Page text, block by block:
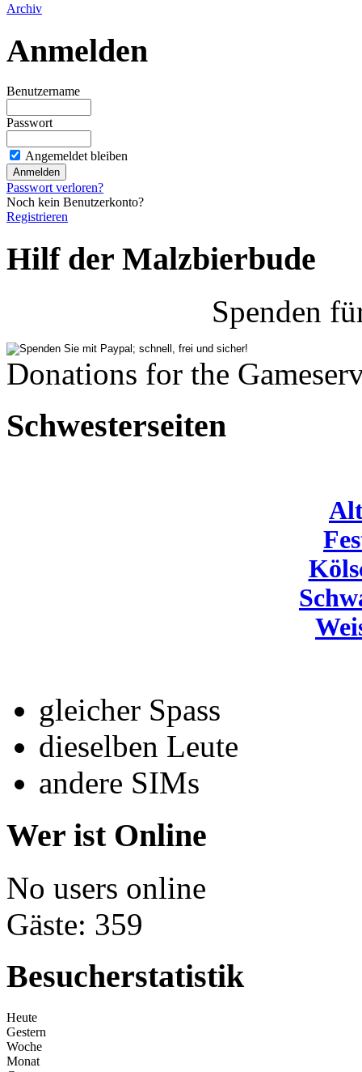
Archiv
Anmelden
Benutzername
Passwort
Angemeldet bleiben
Passwort verloren?
Noch kein Benutzerkonto?
Registrieren
Hilf der Malzbierbude
Spenden
Donations for the
Schwesterseiten
gleicher Spass
dieselben Leute
andere SIMs
Wer ist Online
No users online
Gäste: 359
Besucherstatistik
Heute
Gestern
Woche
Monat